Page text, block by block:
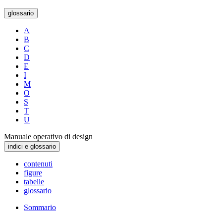
glossario
A
B
C
D
E
I
M
O
S
T
U
Manuale operativo di design
indici e glossario
contenuti
figure
tabelle
glossario
Sommario